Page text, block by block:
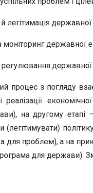
легітимація
моніторинг державної
державної
процес з погляду
на другому етапі
(легітимувати)
проблем), а на
для держави).